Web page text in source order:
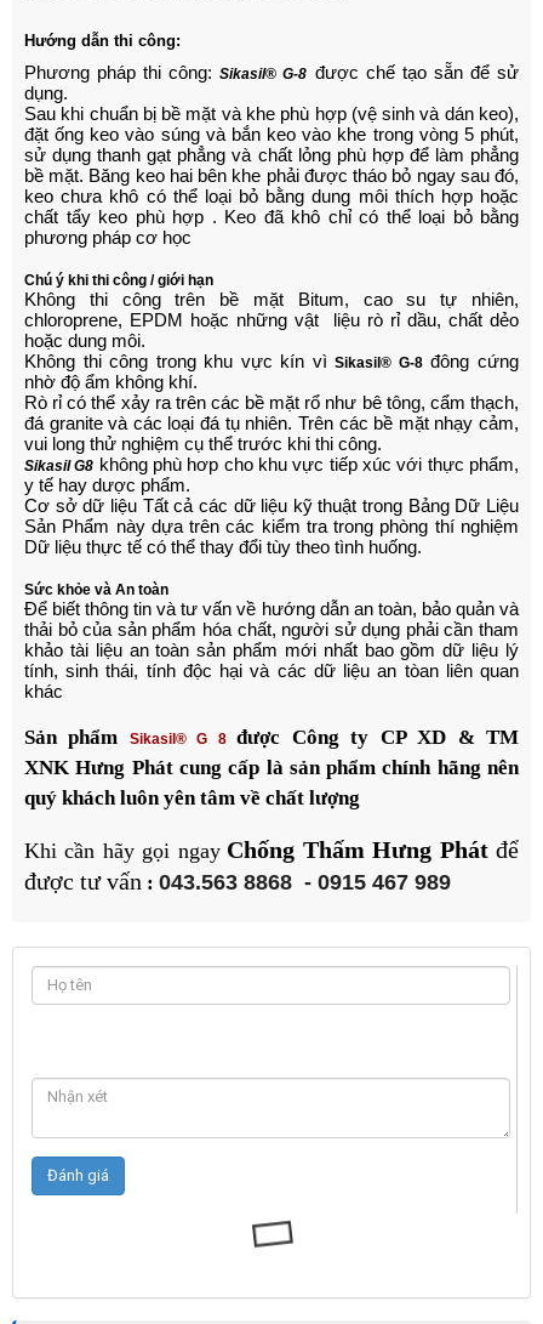
Hướng dẫn thi công:
Phương pháp thi công:Sikasil® G-8 được chế tạo sẵn để sử
dụng.
Sau khi chuẩn bị bề mặt và khe phù hợp (vệ sinh và dán keo),
đặt ống keo vào súng và bắn keo vào khe trong vòng 5 phút,
sử dụng thanh gạt phẳng và chất lỏng phù hợp để làm phẳng
bề mặt. Băng keo hai bên khe phải được tháo bỏ ngay sau đó,
keo chưa khô có thể loại bỏ bằng dung môi thích hợp hoặc
chất tẩy keo phù hợp . Keo đã khô chỉ có thể loại bỏ bằng
phương pháp cơ học
Chú ý khi thi công / giới hạn
Không thi công trên bề mặt Bitum, cao su tự nhiên,
chloroprene, EPDM hoặc những vật liệu rò rỉ dầu, chất dẻo
hoặc dung môi.
Không thi công trong khu vực kín vìSikasil® G-8đông cứng
nhờ độ ẩm không khí.
Rò rỉ có thể xảy ra trên các bề mặt rổ như bê tông, cẩm thạch,
đá granite và các loại đá tụ nhiên. Trên các bề mặt nhạy cảm,
vui long thử nghiệm cụ thể trước khi thi công.
Sikasil G8 không phù hơp cho khu vực tiếp xúc với thực phẩm,
y tế hay dược phẩm.
Cơ sở dữ liệu Tất cả các dữ liệu kỹ thuật trong Bảng Dữ Liệu
Sản Phẩm này dựa trên các kiểm tra trong phòng thí nghiệm
Dữ liệu thực tế có thể thay đổi tùy theo tình huống.
Sức khỏe và An toàn
Để biết thông tin và tư vấn về hướng dẫn an toàn, bảo quản và
thải bỏ của sản phẩm hóa chất, người sử dụng phải cần tham
khảo tài liệu an toàn sản phẩm mới nhất bao gồm dữ liệu lý
tính, sinh thái, tính độc hại và các dữ liệu an tòan liên quan
khác
Sản phẩm Sikasil® G 8 được Công ty CP XD & TM
XNK Hưng Phátcung cấp là sản phẩm chính hãng nên
quý khách luôn yên tâm về chất lượng
Khi cần hãy gọi ngay Chống Thấm Hưng Phátđể
được tư vấn : 043.563 8868 - 0915 467 989